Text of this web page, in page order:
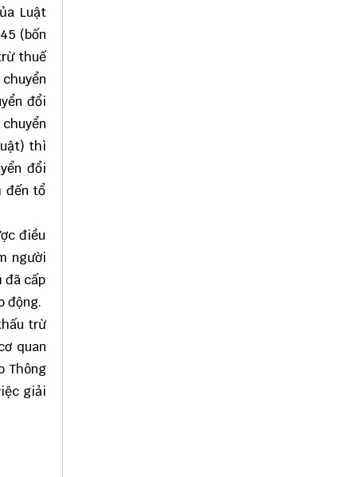
Luật
(bốn
thuế
đổi
thì
đổi
đến tổ
điều
người
đã cấp
động.
trừ
quan
Thông
giải